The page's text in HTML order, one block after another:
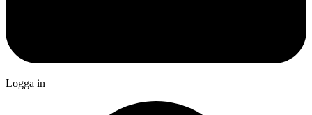
Logga in